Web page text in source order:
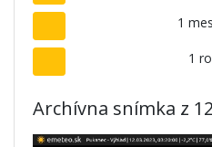
1
1
Archívna snímka z